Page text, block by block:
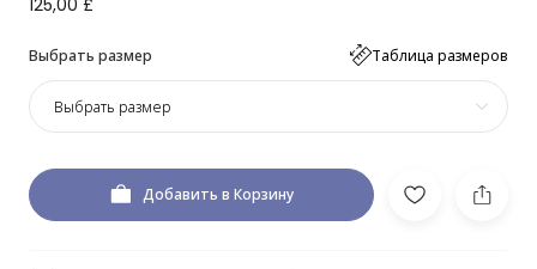
125,00 £
Выбрать размер Таблица размеров
Выбрать размер
Добавить в Корзину